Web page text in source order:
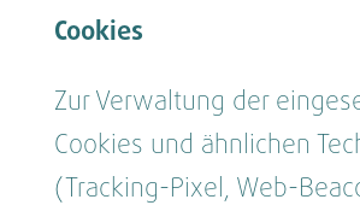
Cookies
Zur Verwaltung der
Cookies und ähnlichen
(Tracking-Pixel, Web-